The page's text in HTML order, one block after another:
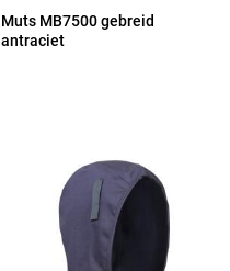
Muts MB7500 gebreid
antraciet